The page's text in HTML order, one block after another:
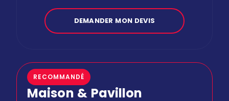
DEMANDER MON DEVIS
RECOMMANDÉ
Maison & Pavillon